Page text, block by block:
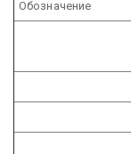
Обозначение